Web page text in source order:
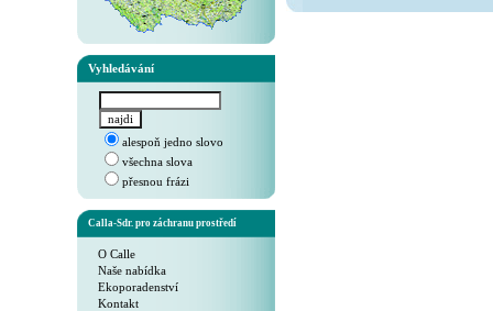
Vyhledávání
alespoň jedno slovo
všechna slova
přesnou frázi
Calla-Sdr. pro záchranu prostředí
O Calle
Naše nabídka
Ekoporadenství
Kontakt